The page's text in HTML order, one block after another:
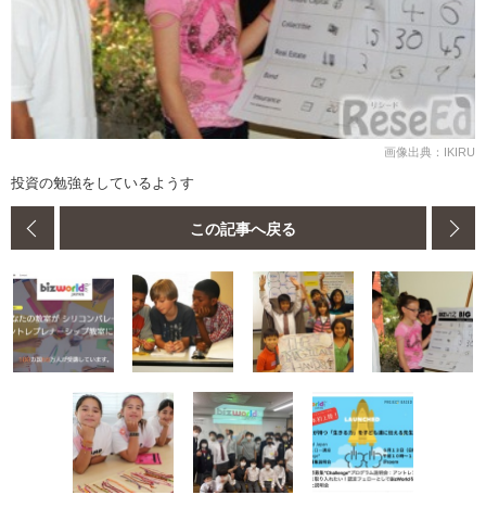
画像出典：IKIRU
投資の勉強をしているようす
この記事へ戻る